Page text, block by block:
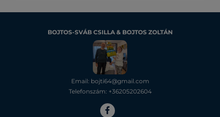
BOJTOS-SVÁB CSILLA & BOJTOS ZOLTÁN
Email: bojti64@gmail.com
Telefonszám: +36205202604